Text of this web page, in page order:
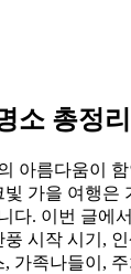
소 총정리
아름다움이
가을 여행은
다. 이번 글에
시작 시기,
가족나들이,